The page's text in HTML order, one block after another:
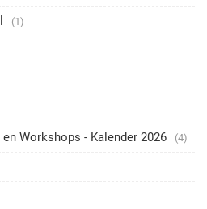
(1)
Workshops - Kalender 2026 (4)